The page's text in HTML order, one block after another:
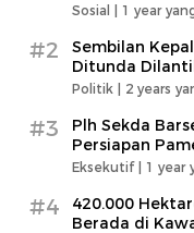
Sosial | 1 year
#2
Sembilan
Ditunda
Politik | 2 years
#3
Plh Sekda
Persiapan
Eksekutif | 1 year
#4
420.000
Berada di